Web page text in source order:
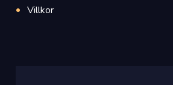
Villkor